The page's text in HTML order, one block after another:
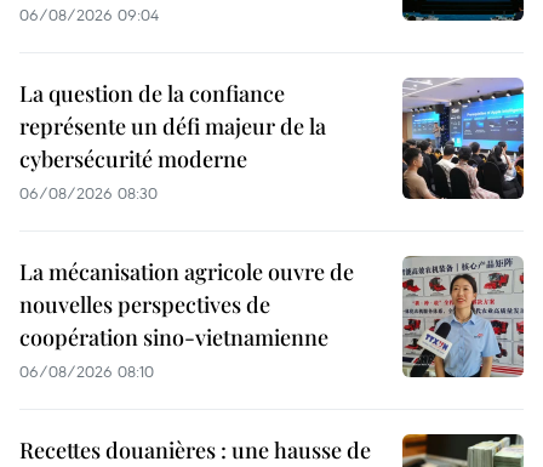
06/08/2026 09:04
La question de la confiance
représente un défi majeur de la
cybersécurité moderne
06/08/2026 08:30
La mécanisation agricole ouvre de
nouvelles perspectives de
coopération sino-vietnamienne
06/08/2026 08:10
Recettes douanières : une hausse de